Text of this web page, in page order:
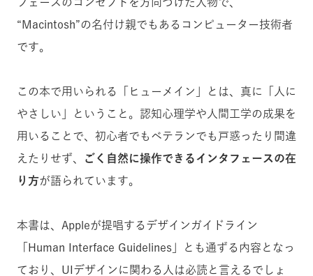
“Macintosh”の名付け親でもあるコンピューター技術者
です。
この本で用いられる「ヒューメイン」とは、真に「人に
やさしい」ということ。認知心理学や人間工学の成果を
用いることで、初心者でもベテランでも戸惑ったり間違
えたりせず、
ごく自然に操作できるインタフェースの在
り方が語られています。
本書は、Appleが提唱するデザインガイドライン
「Human Interface Guidelines」とも通ずる内容となっ
ており、UIデザインに関わる人は必読と言えるでしょ